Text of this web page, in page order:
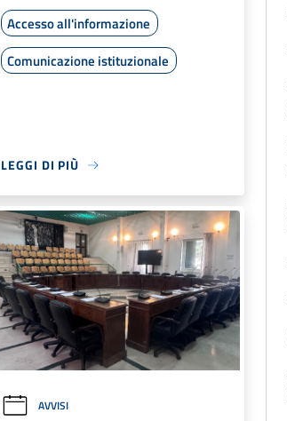
Accesso all'informazione
Comunicazione istituzionale
LEGGI DI PIÙ
AVVISI